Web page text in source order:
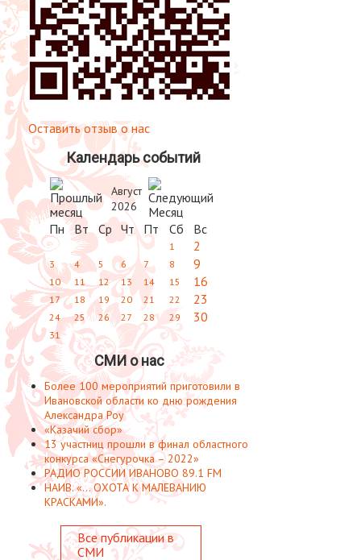
Оставить отзыв о нас
Календарь событий
Август
2026
Пн Вт Ср Чт Пт Сб Вс
1 2
3 4 5 6 7 8 9
10 11 12 13 14 15 16
17 18 19 20 21 22 23
24 25 26 27 28 29 30
31
СМИ о нас
Более 100 мероприятий приготовили в
Ивановской области ко дню рождения
Александра Роу
«Казачий сбор»
13 участниц прошли в финал областного
конкурса «Снегурочка – 2022»
РАДИО РОССИИ ИВАНОВО 89.1 FM
НАИВ. «... ОХОТА К МАЛЕВАНИЮ
КРАСКАМИ».
Все публикации в
СМИ